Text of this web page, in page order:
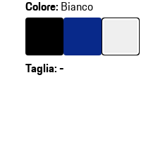
Colore: Bianco
Colore
Nero
Colore Blu
Colore
Taglia:-